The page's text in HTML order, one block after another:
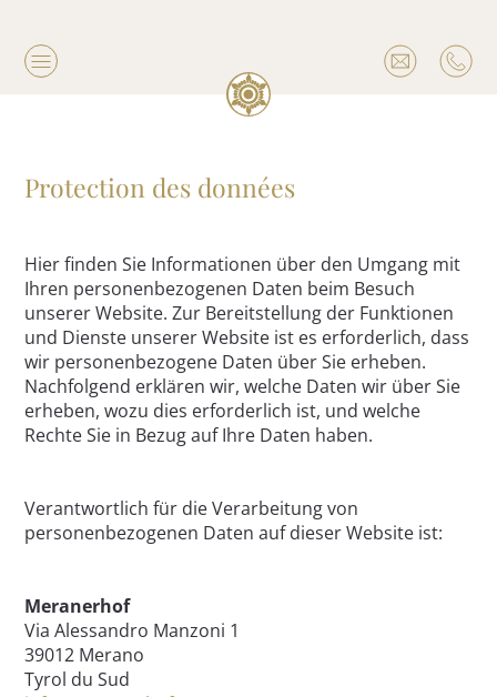
Protection des données
Hier finden Sie Informationen über den Umgang mit
Ihren personenbezogenen Daten beim Besuch
unserer Website. Zur Bereitstellung der Funktionen
und Dienste unserer Website ist es erforderlich, dass
wir personenbezogene Daten über Sie erheben.
Nachfolgend erklären wir, welche Daten wir über Sie
erheben, wozu dies erforderlich ist, und welche
Rechte Sie in Bezug auf Ihre Daten haben.
Verantwortlich für die Verarbeitung von
personenbezogenen Daten auf dieser Website ist:
Meranerhof
Via Alessandro Manzoni 1
39012 Merano
Tyrol du Sud